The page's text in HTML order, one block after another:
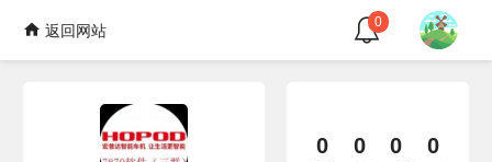
返回网站 0
0 0 0 0